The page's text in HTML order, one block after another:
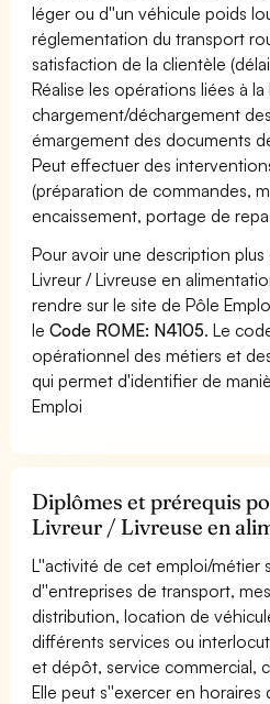
léger ou d''un véhicule poids
réglementation du transport
satisfaction de la clientèle
Réalise les opérations liées à
chargement/déchargement
émargement des documents
Peut effectuer des
(préparation de commandes,
encaissement, portage de
Pour avoir une description
Livreur / Livreuse en
rendre sur le site de Pôle
leCode ROME: N4105. Le
opérationnel des métiers et
qui permet d'identifier de
Emploi
Diplômes et prérequis
Livreur / Livreuse en
L''activité de cet emploi/métier
d''entreprises de transport,
distribution, location de
différents services ou
et dépôt, service commercial,
Elle peut s''exercer en horaires